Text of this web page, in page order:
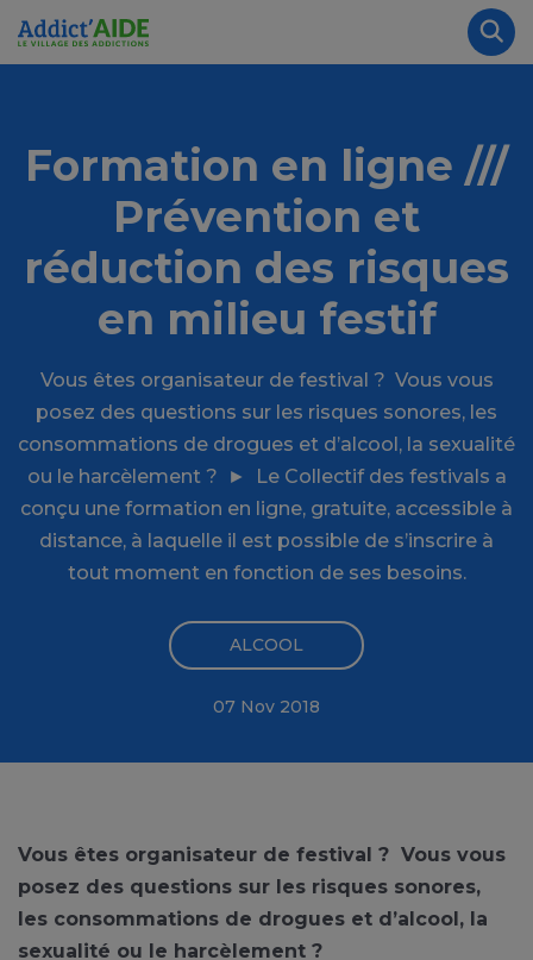
Aller au contenu principal
Formation en ligne ///
Prévention et
réduction des risques
en milieu festif
Vous êtes organisateur de festival ? Vous vous
posez des questions sur les risques sonores, les
consommations de drogues et d’alcool, la sexualité
ou le harcèlement ? ► Le Collectif des festivals a
conçu une formation en ligne, gratuite, accessible à
distance, à laquelle il est possible de s’inscrire à
tout moment en fonction de ses besoins.
ALCOOL
07 Nov 2018
Vous êtes organisateur de festival ? Vous vous
posez des questions sur les risques sonores,
les consommations de drogues et d’alcool, la
sexualité ou le harcèlement ?
Panneau de gestion des cookies